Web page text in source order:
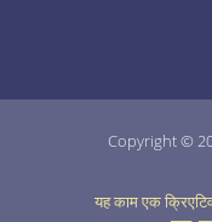
Copyright ©
यह काम एक